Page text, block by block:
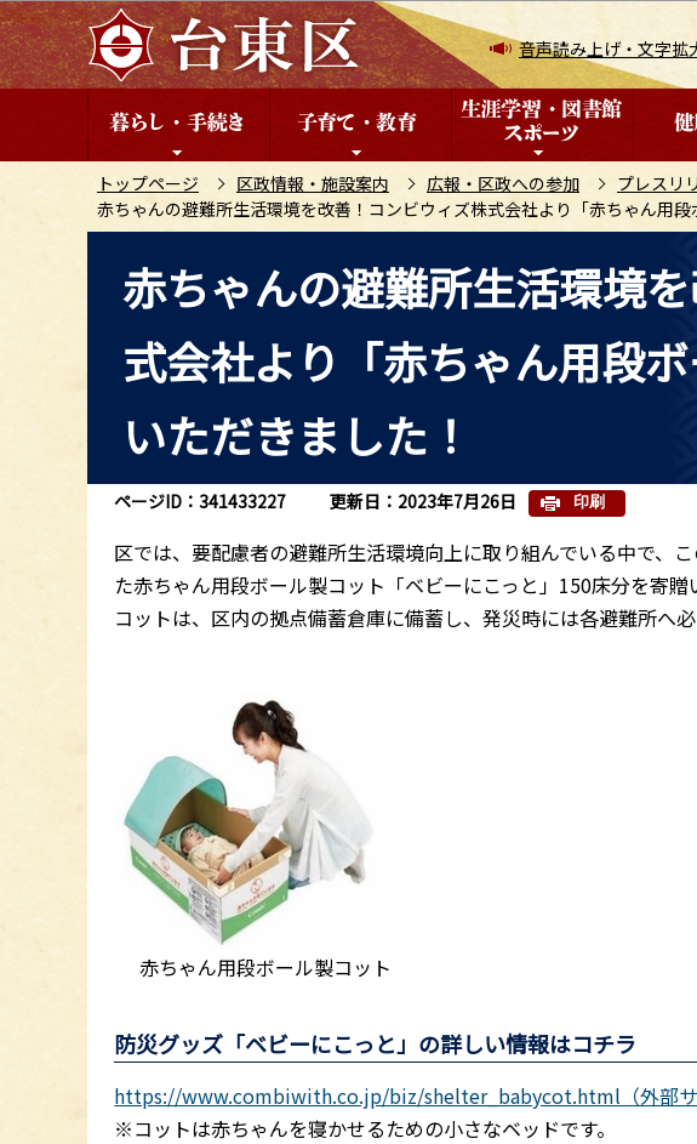
こ
の
ペ
音声読み上げ・文字拡
トップページ 区政情報・施設案内 広報・区政への参加 プレスリ
赤ちゃんの避難所生活環境を改善！コンビウィズ株式会社より「赤ちゃん用
赤ちゃんの避難所生活環境
式会社より「赤ちゃん用段
いただきました！
ページID：341433227 更新日：2023年7月26日 印刷
区では、要配慮者の避難所生活環境向上に取り組んでいる中で、
た赤ちゃん用段ボール製コット「ベビーにこっと」150床分を寄贈
コットは、区内の拠点備蓄倉庫に備蓄し、発災時には各避難所へ
赤ちゃん用段ボール製コット
防災グッズ「ベビーにこっと」の詳しい情報はコチラ
https://www.combiwith.co.jp/biz/shelter_babycot.html（外部サ
※コットは赤ちゃんを寝かせるための小さなベッドです。